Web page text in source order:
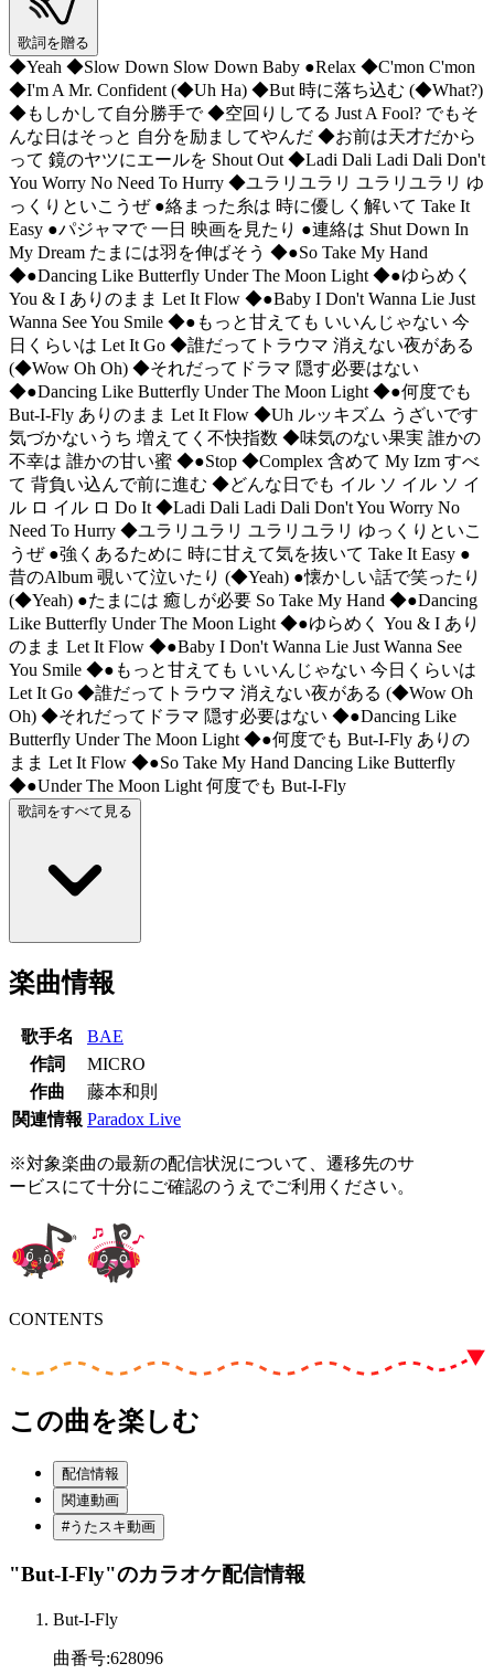
歌詞を贈る
◆Yeah ◆Slow Down Slow Down Baby ●Relax ◆C'mon C'mon
◆I'm A Mr. Confident (◆Uh Ha) ◆But 時に落ち込む (◆What?)
◆もしかして自分勝手で ◆空回りしてる Just A Fool? でもそ
んな日はそっと 自分を励ましてやんだ ◆お前は天才だから
って 鏡のヤツにエールを Shout Out ◆Ladi Dali Ladi Dali Don't
You Worry No Need To Hurry ◆ユラリユラリ ユラリユラリ ゆ
っくりといこうぜ ●絡まった糸は 時に優しく解いて Take It
Easy ●パジャマで 一日 映画を見たり ●連絡は Shut Down In
My Dream たまには羽を伸ばそう ◆●So Take My Hand
◆●Dancing Like Butterfly Under The Moon Light ◆●ゆらめく
You & I ありのまま Let It Flow ◆●Baby I Don't Wanna Lie Just
Wanna See You Smile ◆●もっと甘えても いいんじゃない 今
日くらいは Let It Go ◆誰だってトラウマ 消えない夜がある
(◆Wow Oh Oh) ◆それだってドラマ 隠す必要はない
◆●Dancing Like Butterfly Under The Moon Light ◆●何度でも
But-I-Fly ありのまま Let It Flow ◆Uh ルッキズム うざいです
気づかないうち 増えてく不快指数 ◆味気のない果実 誰かの
不幸は 誰かの甘い蜜 ◆●Stop ◆Complex 含めて My Izm すべ
て 背負い込んで前に進む ◆どんな日でも イル ソ イル ソ イ
ル ロ イル ロ Do It ◆Ladi Dali Ladi Dali Don't You Worry No
Need To Hurry ◆ユラリユラリ ユラリユラリ ゆっくりといこ
うぜ ●強くあるために 時に甘えて気を抜いて Take It Easy ●
昔のAlbum 覗いて泣いたり (◆Yeah) ●懐かしい話で笑ったり
(◆Yeah) ●たまには 癒しが必要 So Take My Hand ◆●Dancing
Like Butterfly Under The Moon Light ◆●ゆらめく You & I あり
のまま Let It Flow ◆●Baby I Don't Wanna Lie Just Wanna See
You Smile ◆●もっと甘えても いいんじゃない 今日くらいは
Let It Go ◆誰だってトラウマ 消えない夜がある (◆Wow Oh
Oh) ◆それだってドラマ 隠す必要はない ◆●Dancing Like
Butterfly Under The Moon Light ◆●何度でも But-I-Fly ありの
まま Let It Flow ◆●So Take My Hand Dancing Like Butterfly
◆●Under The Moon Light 何度でも But-I-Fly
歌詞をすべて見る
楽曲情報
歌手名
BAE
作詞
MICRO
作曲
藤本和則
関連情報 Paradox Live
※対象楽曲の最新の配信状況について、遷移先のサ
ービスにて十分にご確認のうえでご利用ください。
CONTENTS
この曲を楽しむ
配信情報
関連動画
#うたスキ動画
"But-I-Fly"のカラオケ配信情報
But-I-Fly
曲番号:628096